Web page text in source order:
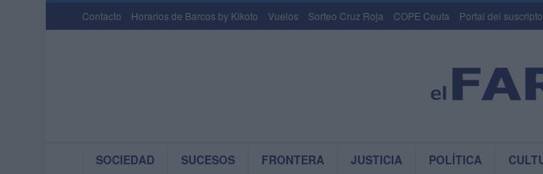
Contacto Horarios de Barcos by Kikoto Vuelos Sorteo Cruz Roja COPE Ceuta Portal del
SOCIEDAD SUCESOS FRONTERA JUSTICIA POLÍTICA